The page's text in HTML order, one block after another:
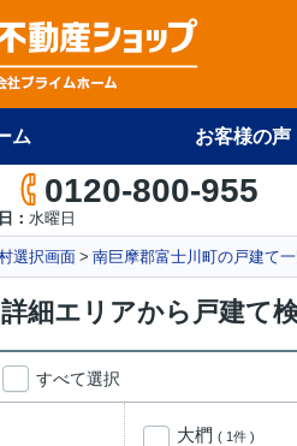
ム お客様の声
0120-800-955
： 水曜日
選択画面 南巨摩郡富士川町の戸建て
細エリアから戸建て
すべて選択
大椚 ( 1件 )